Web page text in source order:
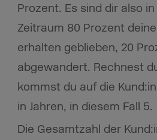
Prozent. Es sind dir also
Zeitraum 80 Prozent
erhalten geblieben, 20
abgewandert. Rechnest
kommst du auf die
in Jahren, in diesem Fall 5.
Die Gesamtzahl der